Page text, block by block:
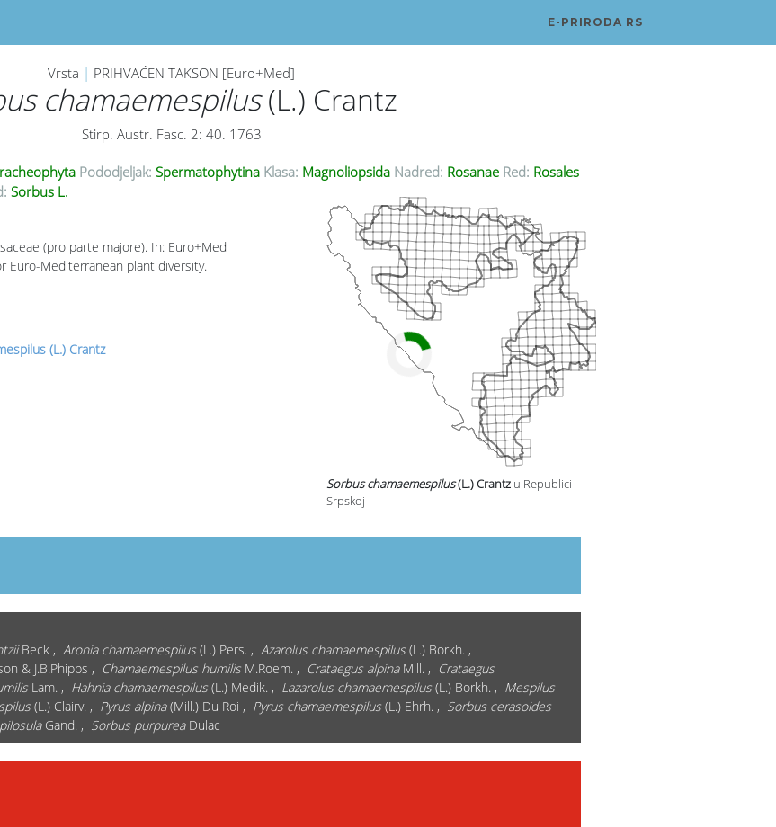
E-PRIRODA RS
Vrsta | PRIHVAĆEN TAKSON [Euro+Med]
chamaemespilus(L.) Crantz
Stirp. Austr. Fasc. 2: 40. 1763
Pododjeljak: Spermatophytina Klasa: Magnoliopsida Nadred: Rosanae Red: Rosales
Sorbus L.
(pro parte majore). In: Euro+Med
Euro-Mediterranean plant diversity.
(L.) Crantz
Sorbus chamaemespilus(L.) Crantz u Republici
Srpskoj
Beck , Aronia chamaemespilus(L.) Pers. , Azarolus chamaemespilus(L.) Borkh. ,
& J.B.Phipps , Chamaemespilus humilisM.Roem. , Crataegus alpinaMill. , Crataegus
Lam. , Hahnia chamaemespilus(L.) Medik. , Lazarolus chamaemespilus(L.) Borkh. , Mespilus
(L.) Clairv. , Pyrus alpina(Mill.) Du Roi , Pyrus chamaemespilus(L.) Ehrh. , Sorbus cerasoides
Gand. , Sorbus purpureaDulac